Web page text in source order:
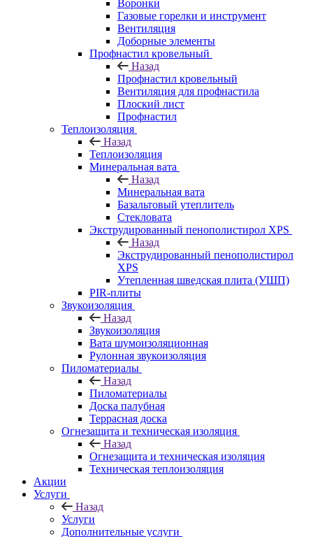
Воронки
Газовые горелки и инструмент
Вентиляция
Доборные элементы
Профнастил кровельный
Назад
Профнастил кровельный
Вентиляция для профнастила
Плоский лист
Профнастил
Теплоизоляция
Назад
Теплоизоляция
Минеральная вата
Назад
Минеральная вата
Базальтовый утеплитель
Стекловата
Экструдированный пенополистирол XPS
Назад
Экструдированный пенополистирол
XPS
Утепленная шведская плита (УШП)
PIR-плиты
Звукоизоляция
Назад
Звукоизоляция
Вата шумоизоляционная
Рулонная звукоизоляция
Пиломатериалы
Назад
Пиломатериалы
Доска палубная
Террасная доска
Огнезащита и техническая изоляция
Назад
Огнезащита и техническая изоляция
Техническая теплоизоляция
Акции
Услуги
Назад
Услуги
Дополнительные услуги